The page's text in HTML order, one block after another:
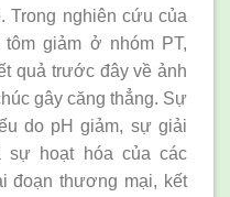
Trong nghiên cứu của
giảm ở nhóm PT,
quả trước đây về ảnh
gây căng thẳng. Sự
do pH giảm, sự giải
sự hoạt hóa của các
đoạn thương mại, kết